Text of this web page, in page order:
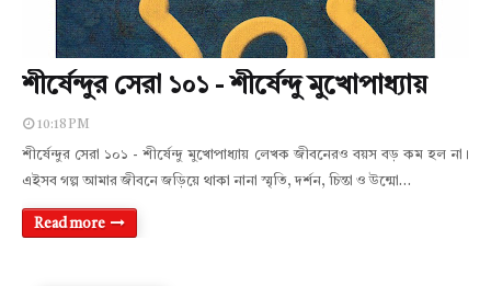
শীর্ষেন্দুর সেরা ১০১ - শীর্ষেন্দু মুখোপাধ্যায়
10:18 PM
শীর্ষেন্দুর সেরা ১০১ - শীর্ষেন্দু মুখোপাধ্যায় লেখক জীবনেরও বয়স বড় কম হল না।
এইসব গল্প আমার জীবনে জড়িয়ে থাকা নানা স্মৃতি, দর্শন, চিন্তা ও উন্মো…
Read more